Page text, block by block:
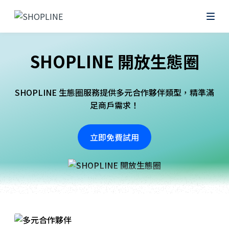
SHOPLINE 開放生態圈
SHOPLINE 生態圈服務提供多元合作夥伴類型，精準滿
足商戶需求！
立即免費試用